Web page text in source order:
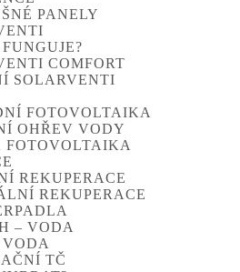
PANELY
COMFORT
SOLARVENTI
FOTOVOLTAIKA
OHŘEV VODY
FOTOVOLTAIKA
REKUPERACE
REKUPERACE
– VODA
TČ